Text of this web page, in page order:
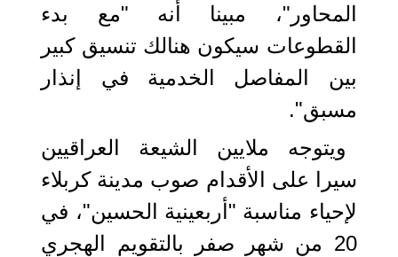
المحاور"، مبينا أنه "مع بدء
القطوعات سيكون هنالك تنسيق كبير
بين المفاصل الخدمية في إنذار
مسبق".
ويتوجه ملايين الشيعة العراقيين
سيرا على الأقدام صوب مدينة كربلاء
لإحياء مناسبة "أربعينية الحسين"، في
20 من شهر صفر بالتقويم الهجري